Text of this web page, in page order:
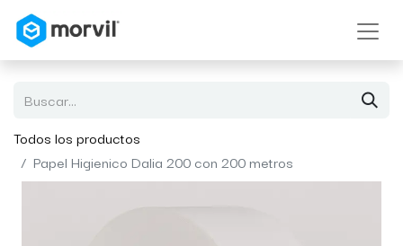
Todos los productos
Papel Higienico Dalia 200 con 200 metros